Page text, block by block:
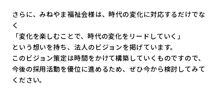
さらに、みねやま福祉会様は、時代の変化に対応するだけでな
く
「変化を楽しむことで、時代の変化をリードしていく」
という想いを持ち、法人のビジョンを掲げています。
このビジョン策定は時間をかけて構築していくものですので、
今後の採用活動を優位に進めるため、ぜひ今から検討してみて
ください。